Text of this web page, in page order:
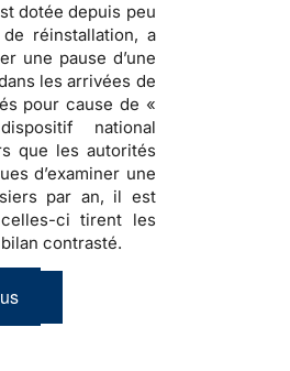
dotée depuis peu
de réinstallation, a
une pause d’une
les arrivées de
pour cause de «
national
que les autorités
d’examiner une
par an, il est
ci tirent les
contrasté.